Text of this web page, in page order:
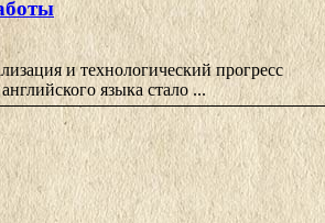
и технологический прогресс
языка стало ...